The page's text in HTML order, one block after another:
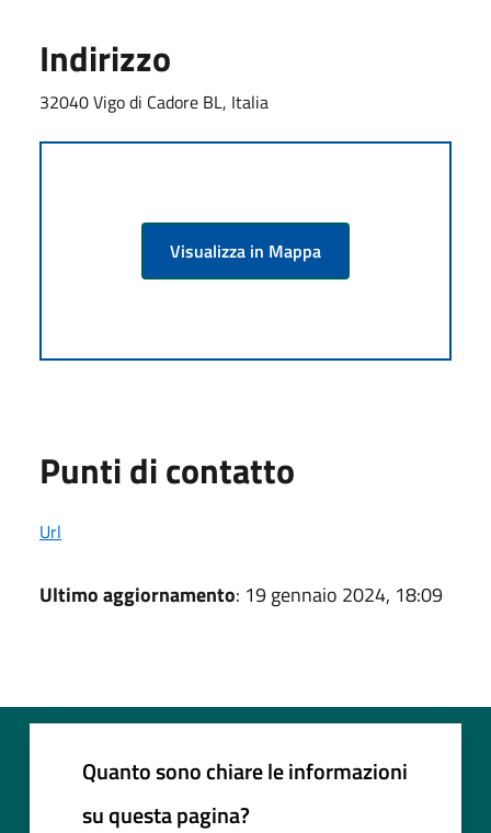
Indirizzo
32040 Vigo di Cadore BL, Italia
Visualizza in Mappa
Punti di contatto
Url
Ultimo aggiornamento: 19 gennaio 2024, 18:09
Quanto sono chiare le informazioni
su questa pagina?